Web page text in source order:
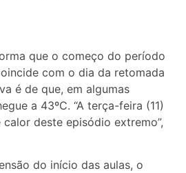
que o começo do período
com o dia da retomada
é de que, em algumas
a 43ºC. “A terça-feira (11)
deste episódio extremo”,
do início das aulas, o